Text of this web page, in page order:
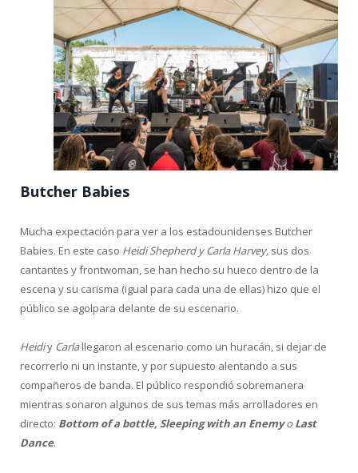
Butcher Babies
Mucha expectación para ver a los estadounidenses Butcher
Babies. En este caso Heidi Shepherd y Carla Harvey, sus dos
cantantes y frontwoman, se han hecho su hueco dentro de la
escena y su carisma (igual para cada una de ellas) hizo que el
público se agolpara delante de su escenario.
Heidiy Carlallegaron al escenario como un huracán, si dejar de
recorrerlo ni un instante, y por supuesto alentando a sus
compañeros de banda. El público respondió sobremanera
mientras sonaron algunos de sus temas más arrolladores en
directo: Bottom of a bottle, Sleeping with an Enemyo Last
Dance.